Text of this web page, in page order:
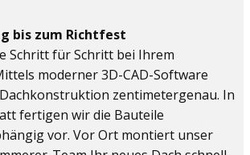
bis zum Richtfest
Schritt für Schritt bei Ihrem
moderner 3D-CAD-Software
zentimetergenau. In
fertigen wir die Bauteile
vor. Vor Ort montiert unser